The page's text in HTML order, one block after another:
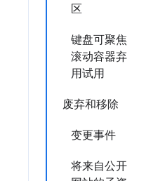
区
键盘可聚焦
滚动容器弃
用试用
废弃和移除
变更事件
将来自公开